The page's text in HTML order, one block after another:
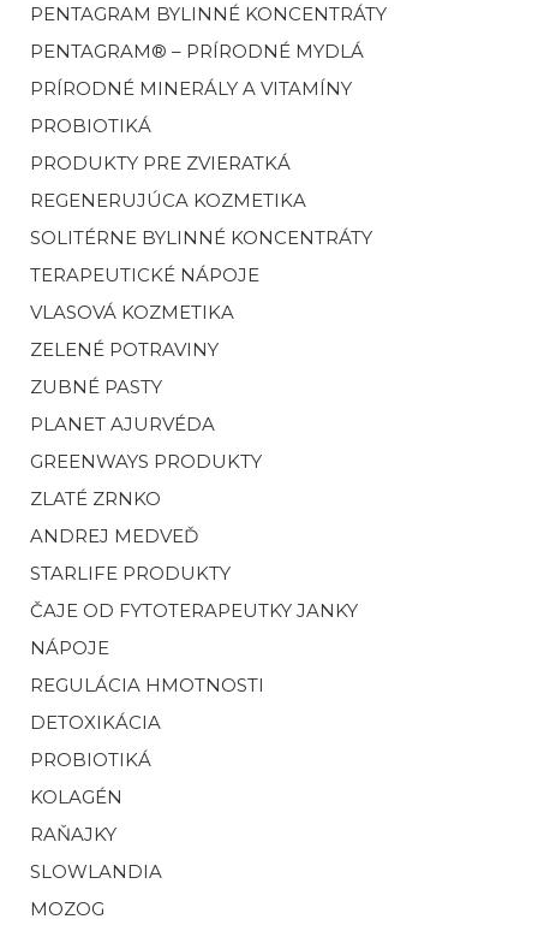
PENTAGRAM BYLINNÉ KONCENTRÁTY
PENTAGRAM® – PRÍRODNÉ MYDLÁ
PRÍRODNÉ MINERÁLY A VITAMÍNY
PROBIOTIKÁ
PRODUKTY PRE ZVIERATKÁ
REGENERUJÚCA KOZMETIKA
SOLITÉRNE BYLINNÉ KONCENTRÁTY
TERAPEUTICKÉ NÁPOJE
VLASOVÁ KOZMETIKA
ZELENÉ POTRAVINY
ZUBNÉ PASTY
PLANET AJURVÉDA
GREENWAYS PRODUKTY
ZLATÉ ZRNKO
ANDREJ MEDVEĎ
STARLIFE PRODUKTY
ČAJE OD FYTOTERAPEUTKY JANKY
NÁPOJE
REGULÁCIA HMOTNOSTI
DETOXIKÁCIA
PROBIOTIKÁ
KOLAGÉN
RAŇAJKY
SLOWLANDIA
MOZOG